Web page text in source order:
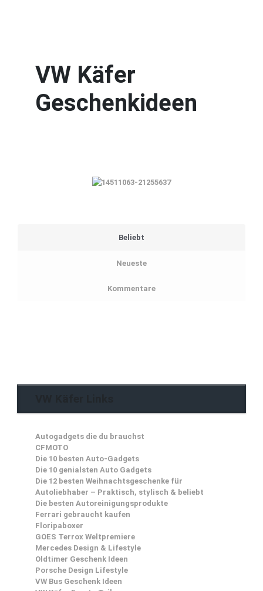
VW Käfer
Geschenkideen
Beliebt
Neueste
Kommentare
Autogadgets die du brauchst
CFMOTO
Die 10 besten Auto-Gadgets
Die 10 genialsten Auto Gadgets
Die 12 besten Weihnachtsgeschenke für
Autoliebhaber – Praktisch, stylisch & beliebt
Die besten Autoreinigungsprodukte
Ferrari gebraucht kaufen
Floripaboxer
GOES Terrox Weltpremiere
Mercedes Design & Lifestyle
Oldtimer Geschenk Ideen
Porsche Design Lifestyle
VW Bus Geschenk Ideen